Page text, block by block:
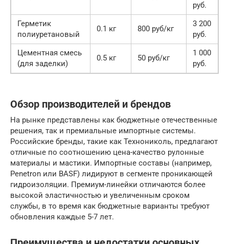
руб.
Герметик
полиуретановый
0.1 кг 800 руб/кг
3 200
руб.
Цементная смесь
(для заделки)
0.5 кг 50 руб/кг
1 000
руб.
Обзор производителей и брендов
На рынке представлены как бюджетные отечественные
решения, так и премиальные импортные системы.
Российские бренды, такие как Технониколь, предлагают
отличные по соотношению цена-качество рулонные
материалы и мастики. Импортные составы (например,
Penetron или BASF) лидируют в сегменте проникающей
гидроизоляции. Премиум-линейки отличаются более
высокой эластичностью и увеличенным сроком
службы, в то время как бюджетные варианты требуют
обновления каждые 5-7 лет.